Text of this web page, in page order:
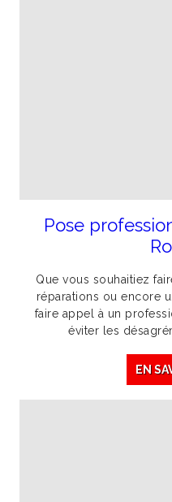
Pose
Que vous souhaitiez
réparations ou encore
faire appel à un
éviter les
EN